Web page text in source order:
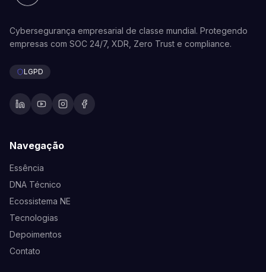
Cybersegurança empresarial de classe mundial. Protegendo
empresas com SOC 24/7, XDR, Zero Trust e compliance.
LGPD
Navegação
Essência
DNA Técnico
Ecossistema NE
Tecnologias
Depoimentos
Contato